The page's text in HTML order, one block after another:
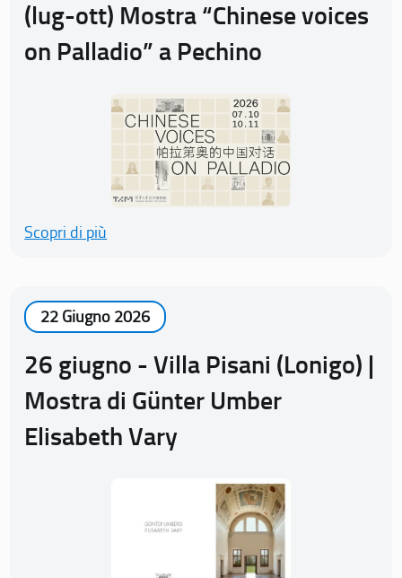
(lug-ott) Mostra “Chinese voices
on Palladio” a Pechino
Scopri di più
22 Giugno 2026
26 giugno - Villa Pisani (Lonigo) |
Mostra di Günter Umber
Elisabeth Vary